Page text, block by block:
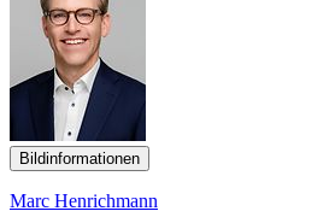
Bildinformationen
Marc Henrichmann